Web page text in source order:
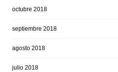
octubre 2018
septiembre 2018
agosto 2018
julio 2018